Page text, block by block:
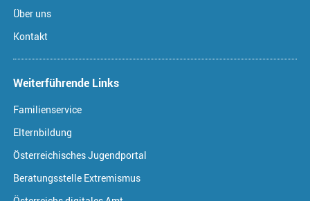
Über uns
Kontakt
Weiterführende Links
Familienservice
Elternbildung
Österreichisches Jugendportal
Beratungsstelle Extremismus